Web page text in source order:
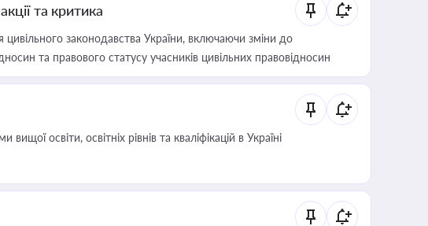
та критика
законодавства України, включаючи зміни до
та правового статусу учасників цивільних правовідносин
освіти, освітніх рівнів та кваліфікацій в Україні